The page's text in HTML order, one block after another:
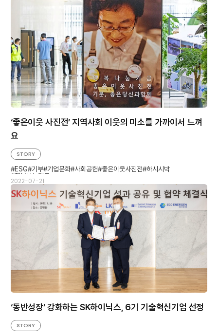
‘좋은이웃 사진전’ 지역사회 이웃의 미소를 가까이서 느껴
요
2022-07-21
STORY
ESG 기부 기업문화 사회공헌 좋은이웃사진전 하시시박
행복나눔기금
‘동반성장’ 강화하는 SK하이닉스, 6기 기술혁신기업 선정
STORY